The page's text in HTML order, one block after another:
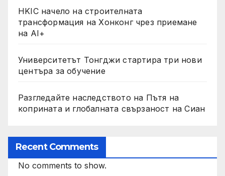
HKIC начело на строителната
трансформация на Хонконг чрез приемане
на AI+
Университетът Тонгджи стартира три нови
центъра за обучение
Разгледайте наследството на Пътя на
коприната и глобалната свързаност на Сиан
Recent Comments
No comments to show.